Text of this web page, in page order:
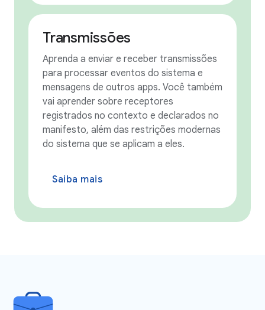
Transmissões
Aprenda a enviar e receber transmissões
para processar eventos do sistema e
mensagens de outros apps. Você também
vai aprender sobre receptores
registrados no contexto e declarados no
manifesto, além das restrições modernas
do sistema que se aplicam a eles.
Saiba mais